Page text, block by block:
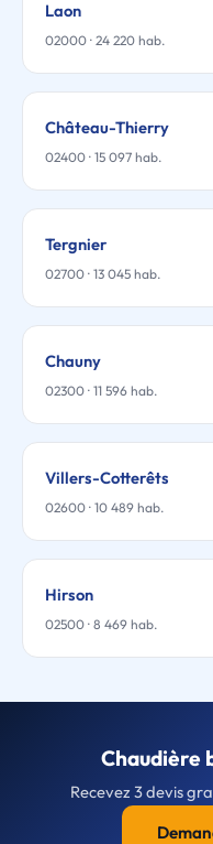
Laon
02000 · 24 220 hab.
Château-Thierry
02400 · 15 097 hab.
Tergnier
02700 · 13 045 hab.
Chauny
02300 · 11 596 hab.
Villers-Cotterêts
02600 · 10 489 hab.
Hirson
02500 · 8 469 hab.
Chaudière
Recevez 3 devis